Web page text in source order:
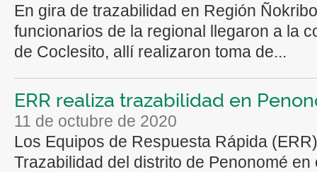
En gira de trazabilidad en Región
funcionarios de la regional llegaron a la
de Coclesito, allí realizaron toma de...
ERR realiza trazabilidad en
11 de octubre de 2020
Los Equipos de Respuesta Rápida
Trazabilidad del distrito de Penonomé en